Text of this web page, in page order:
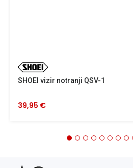
SHOEI vizir notranji QSV-1
39,95 €